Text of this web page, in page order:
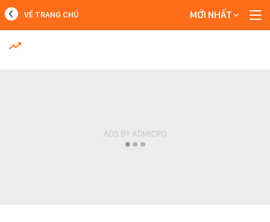
MỚI NHẤT
VỀ TRANG CHỦ MỚI NHẤT